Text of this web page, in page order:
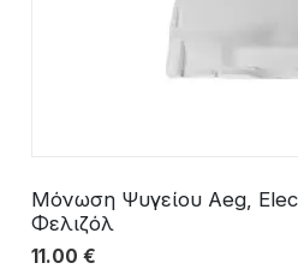
Μόνωση Ψυγείου Aeg,
Φελιζόλ
11.00 €